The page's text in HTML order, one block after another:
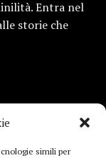
simili per
Entra nel
storie che